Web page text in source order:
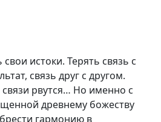
истоки. Терять связь с
связь друг с другом.
рвутся… Но именно с
древнему божеству
гармонию в